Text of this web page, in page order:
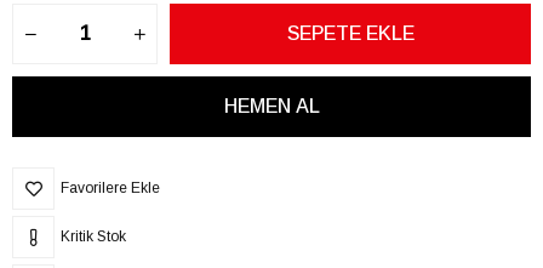
Favorilere Ekle
Kritik Stok